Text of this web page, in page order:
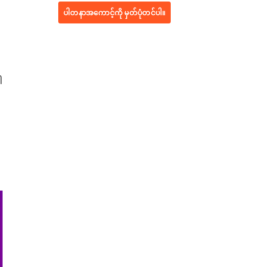
ပါတနာအကောင့်ကို မှတ်ပုံတင်ပါ။